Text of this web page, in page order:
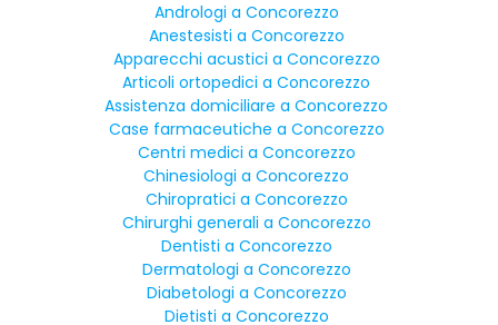
Andrologi a Concorezzo
Anestesisti a Concorezzo
Apparecchi acustici a Concorezzo
Articoli ortopedici a Concorezzo
Assistenza domiciliare a Concorezzo
Case farmaceutiche a Concorezzo
Centri medici a Concorezzo
Chinesiologi a Concorezzo
Chiropratici a Concorezzo
Chirurghi generali a Concorezzo
Dentisti a Concorezzo
Dermatologi a Concorezzo
Diabetologi a Concorezzo
Dietisti a Concorezzo